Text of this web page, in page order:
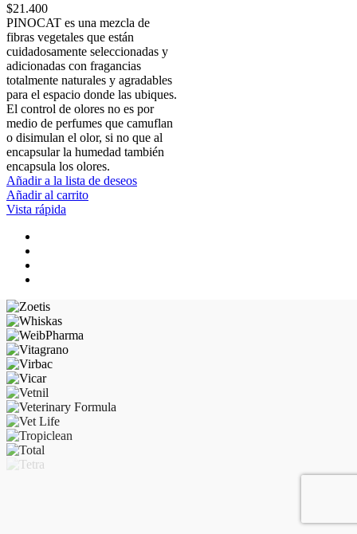
elegir
en
la
página
de
producto
$21.400
PINOCAT es una mezcla de
fibras vegetales que están
cuidadosamente seleccionadas y
adicionadas con fragancias
totalmente naturales y agradables
para el espacio donde las ubiques.
El control de olores no es por
medio de perfumes que camuflan
o disimulan el olor, si no que al
encapsular la humedad también
encapsula los olores.
Añadir a la lista de deseos
Añadir al carrito
Vista rápida